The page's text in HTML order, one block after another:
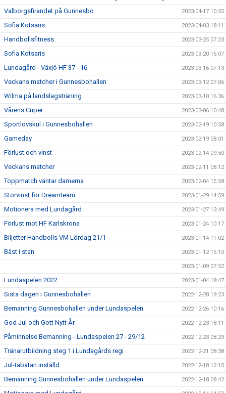
Valborgsfirandet på Gunnesbo 2023-04-17 10:55
Sofia Kotsaris 2023-04-03 18:11
Handbollsfitness 2023-03-25 07:23
Sofia Kotsaris 2023-03-20 15:07
Lundagård - Växjö HF 37 - 16 2023-03-16 07:13
Veckans matcher i Gunnesbohallen 2023-03-12 07:06
Wilma på landslagsträning 2023-03-10 16:36
Vårens Cuper 2023-03-06 10:48
Sportlovskul i Gunnesbohallen 2023-02-19 10:58
Gameday 2023-02-19 08:01
Förlust och vinst 2023-02-14 09:50
Veckans matcher 2023-02-11 08:12
Toppmatch väntar damerna 2023-02-04 15:58
Storvinst för Dreamteam 2023-01-29 14:59
Motionera med Lundagård 2023-01-27 13:49
Förlust mot HF Karlskrona 2023-01-24 10:17
Biljetter Handbolls VM Lördag 21/1 2023-01-14 11:02
Bäst i stan 2023-01-12 15:10
2023-01-09 07:52
Lundaspelen 2022 2023-01-04 18:47
Sista dagen i Gunnesbohallen 2022-12-28 19:23
Bemanning Gunnesbohallen under Lundaspelen 2022-12-26 10:16
God Jul och Gott Nytt År 2022-12-23 18:11
Påminnelse Bemanning - Lundaspelen 27 - 29/12 2022-12-23 08:29
Tränarutbildning steg 1 i Lundagårds regi 2022-12-21 08:38
Jul-tabatan inställd 2022-12-18 12:15
Bemanning Gunnesbohallen under Lundaspelen 2022-12-18 08:42